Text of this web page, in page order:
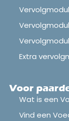
Extra
Voor
Wat is een
Vind een